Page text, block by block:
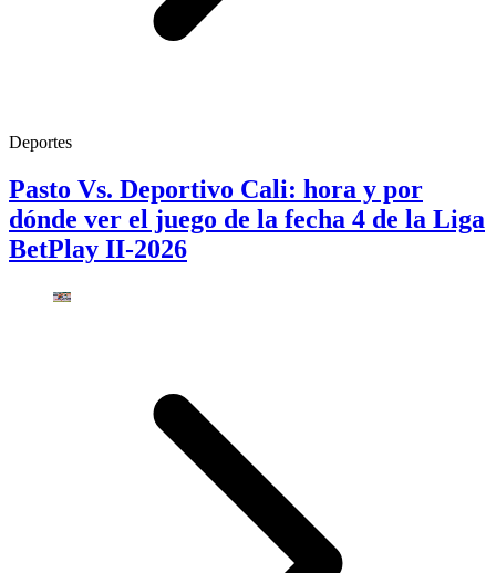
Deportes
Pasto Vs. Deportivo Cali: hora y por
dónde ver el juego de la fecha 4 de la Liga
BetPlay II-2026